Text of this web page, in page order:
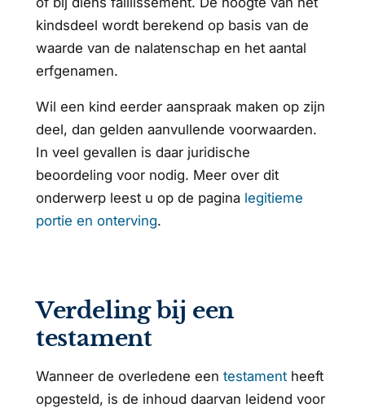
kindsdeel wordt berekend op basis van de
waarde van de nalatenschap en het aantal
erfgenamen.
Wil een kind eerder aanspraak maken op zijn
deel, dan gelden aanvullende voorwaarden.
In veel gevallen is daar juridische
beoordeling voor nodig. Meer over dit
onderwerp leest u op de pagina legitieme
portie en onterving.
Verdeling bij een
testament
Wanneer de overledene een testamentheeft
opgesteld, is de inhoud daarvan leidend voor